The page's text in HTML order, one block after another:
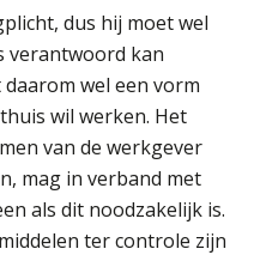
dus hij moet wel
verantwoord kan
wel een vorm
wil werken. Het
van de werkgever
mag in verband met
als dit noodzakelijk is.
ter controle zijn
Inkomstenbelasting voor de Salarisadministrateur (NIRPA PE)
Praehep
Lonen in de Jaarrekening (NIRPA PE)
Praehep